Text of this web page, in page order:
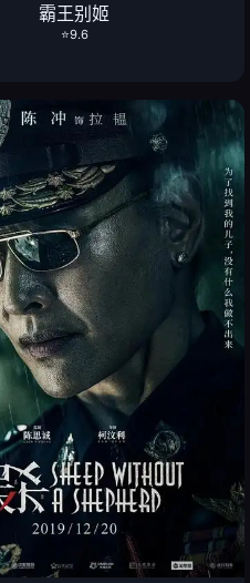
霸王别姬
⭐9.6